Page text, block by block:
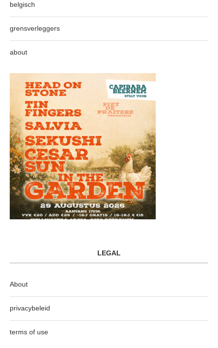
belgisch
grensverleggers
about
LEGAL
About
privacybeleid
terms of use